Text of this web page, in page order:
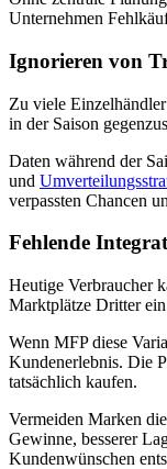
Unternehmen
Ignorieren von
Zu viele
in der Saison
Daten während der
und
verpassten Chancen
Fehlende
Heutige Verbraucher
Marktplätze Dritter
Wenn MFP diese
Kundenerlebnis. Die
tatsächlich kaufen.
Vermeiden Marken
Gewinne, besserer
Kundenwünschen